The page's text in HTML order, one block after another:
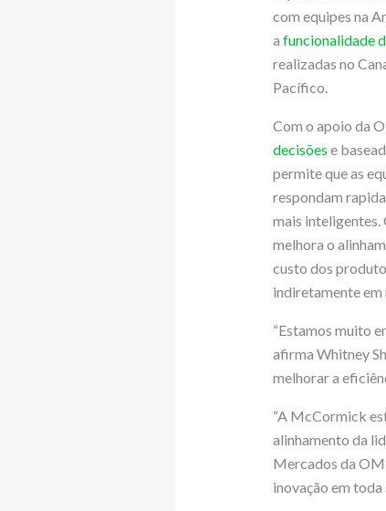
com equipes na
a funcionalidade
realizadas no
Pacífico.
Com o apoio da
decisões e
permite que as
respondam
mais inteligentes.
melhora o
custo dos
indiretamente em
“Estamos muito
afirma Whitney
melhorar a
“A McCormick
alinhamento da
Mercados da
inovação em toda